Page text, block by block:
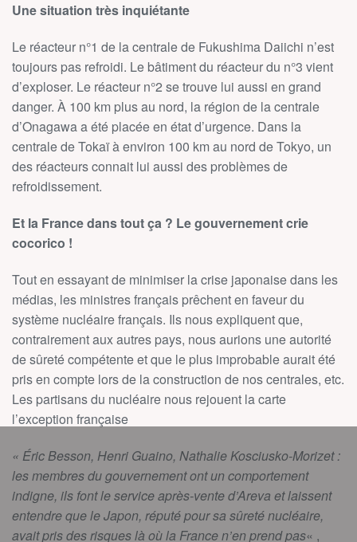
Une situation très inquiétante
Le réacteur n°1 de la centrale de Fukushima Daiichi n’est
toujours pas refroidi. Le bâtiment du réacteur du n°3 vient
d’exploser. Le réacteur n°2 se trouve lui aussi en grand
danger. À 100 km plus au nord, la région de la centrale
d’Onagawa a été placée en état d’urgence. Dans la
centrale de Tokaï à environ 100 km au nord de Tokyo, un
des réacteurs connait lui aussi des problèmes de
refroidissement.
Et la France dans tout ça ? Le gouvernement crie
cocorico !
Tout en essayant de minimiser la crise japonaise dans les
médias, les ministres français prêchent en faveur du
système nucléaire français. Ils nous expliquent que,
contrairement aux autres pays, nous aurions une autorité
de sûreté compétente et que le plus improbable aurait été
pris en compte lors de la construction de nos centrales, etc.
Les partisans du nucléaire nous rejouent la carte
l’exception française
« Éric Besson, Henri Guaino, Nathalie Kosciusko-Morizet :
les membres du gouvernement ont un comportement
indigne, ils font le service après-vente d’Areva et laissent
entendre que le Japon, réputé pour sa sûreté nucléaire,
avait pris des risques là où la France n’en prend pas« ,